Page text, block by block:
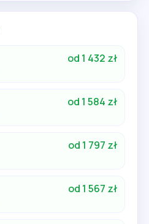
od 1 432 zł
od 1 584 zł
od 1 797 zł
od 1 567 zł